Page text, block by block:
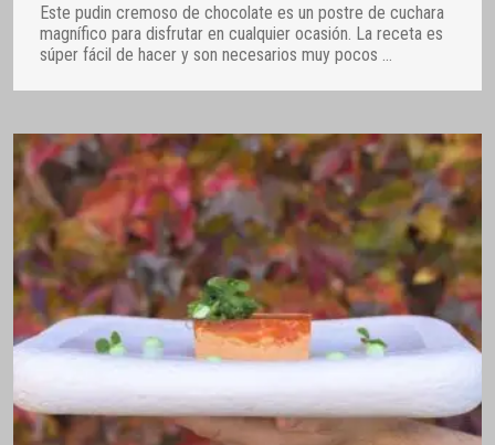
Este pudin cremoso de chocolate es un postre de cuchara
magnífico para disfrutar en cualquier ocasión. La receta es
súper fácil de hacer y son necesarios muy pocos